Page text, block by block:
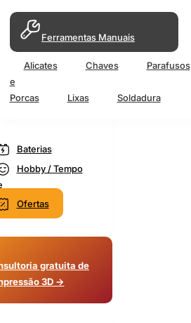
Ferramentas Manuais
Alicates Chaves
Parafusos
e
Porcas
Lixas Soldadura
Baterias
Hobby / Tempo
Ofertas
gratuita de
3D →